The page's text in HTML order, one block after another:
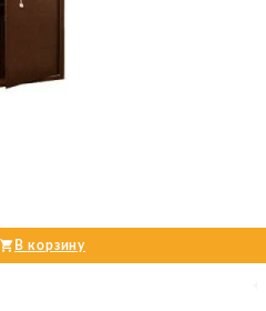
В корзину